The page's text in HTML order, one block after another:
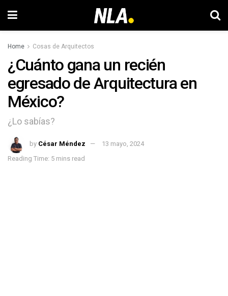
Home Cosas de Arquitectos
¿Cuánto gana un recién
egresado de Arquitectura en
México?
¿Lo sabías?
by César Méndez
13 mayo, 2024
Reading Time: 5 mins read